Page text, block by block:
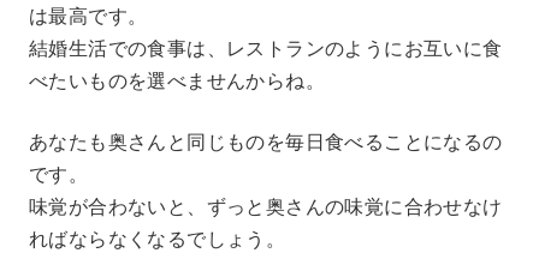
は最高です。
結婚生活での食事は、レストランのようにお互いに食
べたいものを選べませんからね。
あなたも奥さんと同じものを毎日食べることになるの
です。
味覚が合わないと、ずっと奥さんの味覚に合わせなけ
ればならなくなるでしょう。